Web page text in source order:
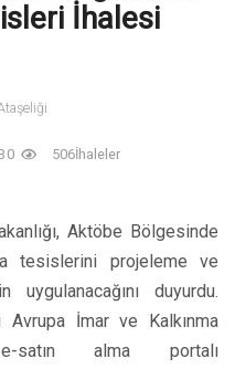
İhalesi
506İhaleler
Aktöbe Bölgesinde
tesislerini projeleme ve
duyurdu.
Avrupa İmar ve Kalkınma
satın alma portalı